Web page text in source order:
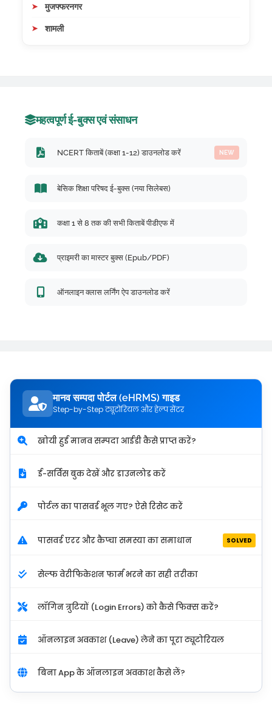
मुजफ्फरनगर
शामली
महत्वपूर्ण ई-बुक्स एवं संसाधन
NCERT किताबें (कक्षा 1-12) डाउनलोड करें NEW
बेसिक शिक्षा परिषद ई-बुक्स (नया सिलेबस)
कक्षा 1 से 8 तक की सभी किताबें पीडीएफ में
प्राइमरी का मास्टर बुक्स (Epub/PDF)
ऑनलाइन क्लास लर्निंग ऐप डाउनलोड करें
मानव सम्पदा पोर्टल (eHRMS) गाइड
Step-by-Step ट्यूटोरियल और हेल्प सेंटर
खोयी हुई मानव सम्पदा आईडी कैसे प्राप्त करें?
ई-सर्विस बुक देखें और डाउनलोड करें
पोर्टल का पासवर्ड भूल गए? ऐसे रिसेट करें
पासवर्ड एरर और कैप्चा समस्या का समाधान SOLVED
सेल्फ वेरीफिकेशन फार्म भरने का सही तरीका
लॉगिन त्रुटियों (Login Errors) को कैसे फिक्स करें?
ऑनलाइन अवकाश (Leave) लेने का पूरा ट्यूटोरियल
बिना App के ऑनलाइन अवकाश कैसे लें?